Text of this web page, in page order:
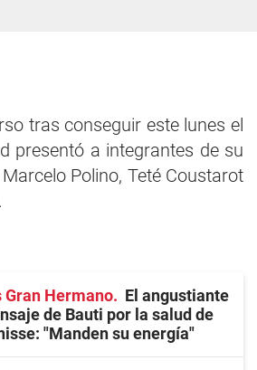
tras conseguir este lunes el
presentó a integrantes de su
Polino, Teté Coustarot
Gran Hermano
El angustiante
de Bauti por la salud de
"Manden su energía"